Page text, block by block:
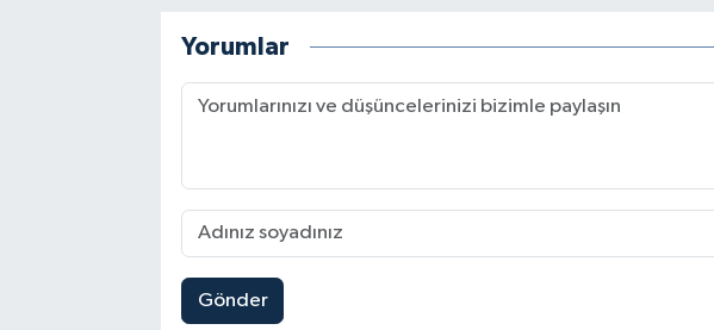
Yorumlar
Gönder